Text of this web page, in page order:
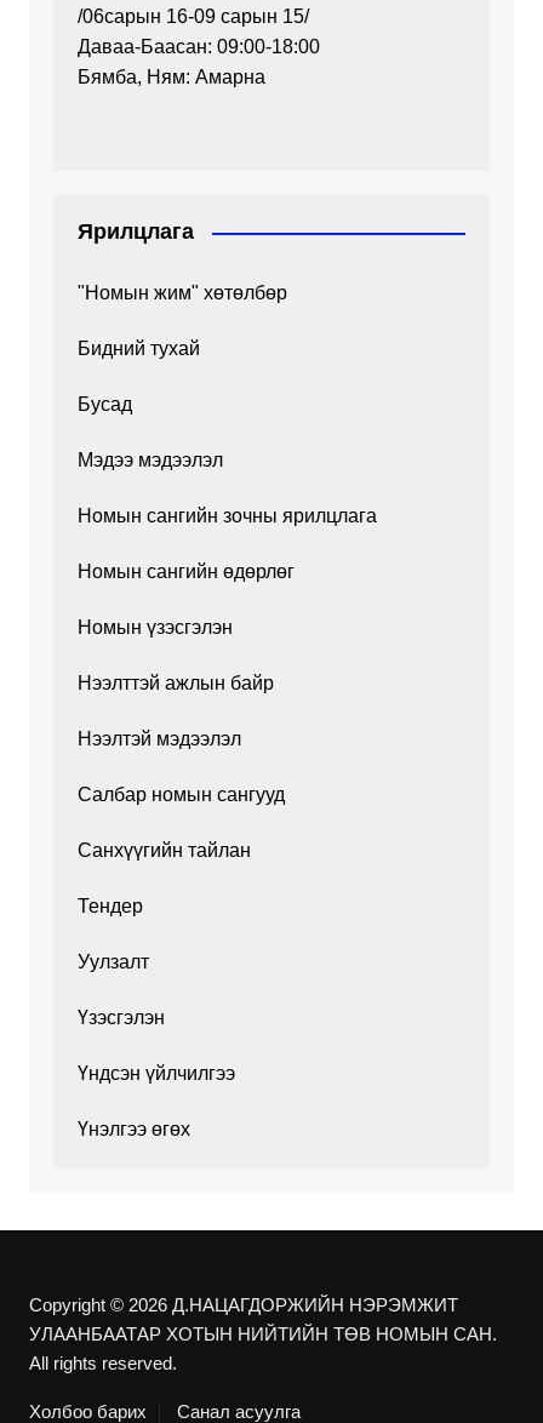
/06сарын 16-09 сарын 15/
Даваа-Баасан: 09:00-18:00
Бямба, Ням: Амарна
Ярилцлага
"Номын жим" хөтөлбөр
Бидний тухай
Бусад
Мэдээ мэдээлэл
Номын сангийн зочны ярилцлага
Номын сангийн өдөрлөг
Номын үзэсгэлэн
Нээлттэй ажлын байр
Нээлтэй мэдээлэл
Салбар номын сангууд
Санхүүгийн тайлан
Тендер
Уулзалт
Үзэсгэлэн
Үндсэн үйлчилгээ
Үнэлгээ өгөх
Copyright © 2026 Д.НАЦАГДОРЖИЙН НЭРЭМЖИТ
УЛААНБААТАР ХОТЫН НИЙТИЙН ТӨВ НОМЫН САН.
All rights reserved.
Холбоо барих Санал асуулга